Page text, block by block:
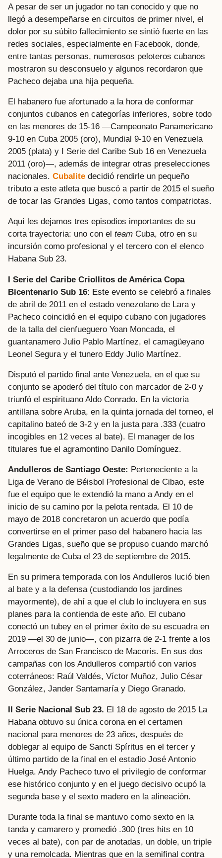
A pesar de ser un jugador no tan conocido y que no
llegó a desempeñarse en circuitos de primer nivel, el
dolor por su súbito fallecimiento se sintió fuerte en las
redes sociales, especialmente en Facebook, donde,
entre tantas personas, numerosos peloteros cubanos
mostraron su desconsuelo y algunos recordaron que
Pacheco dejaba una hija pequeña.
El habanero fue afortunado a la hora de conformar
conjuntos cubanos en categorías inferiores, sobre todo
en las menores de 15-16 —Campeonato Panamericano
9-10 en Cuba 2005 (oro), Mundial 9-10 en Venezuela
2005 (plata) y I Serie del Caribe Sub 16 en Venezuela
2011 (oro)—, además de integrar otras preselecciones
nacionales. Cubalite decidió rendirle un pequeño
tributo a este atleta que buscó a partir de 2015 el sueño
de tocar las Grandes Ligas, como tantos compatriotas.
Aquí les dejamos tres episodios importantes de su
corta trayectoria: uno con el team Cuba, otro en su
incursión como profesional y el tercero con el elenco
Habana Sub 23.
I Serie del Caribe Criollitos de América Copa
Bicentenario Sub 16: Este evento se celebró a finales
de abril de 2011 en el estado venezolano de Lara y
Pacheco coincidió en el equipo cubano con jugadores
de la talla del cienfueguero Yoan Moncada, el
guantanamero Julio Pablo Martínez, el camagüeyano
Leonel Segura y el tunero Eddy Julio Martínez.
Disputó el partido final ante Venezuela, en el que su
conjunto se apoderó del título con marcador de 2-0 y
triunfó el espirituano Aldo Conrado. En la victoria
antillana sobre Aruba, en la quinta jornada del torneo, el
capitalino bateó de 3-2 y en la justa para .333 (cuatro
incogibles en 12 veces al bate). El manager de los
titulares fue el agramontino Danilo Domínguez.
Andulleros de Santiago Oeste: Perteneciente a la
Liga de Verano de Béisbol Profesional de Cibao, este
fue el equipo que le extendió la mano a Andy en el
inicio de su camino por la pelota rentada. El 10 de
mayo de 2018 concretaron un acuerdo que podía
convertirse en el primer paso del habanero hacia las
Grandes Ligas, sueño que se propuso cuando marchó
legalmente de Cuba el 23 de septiembre de 2015.
En su primera temporada con los Andulleros lució bien
al bate y a la defensa (custodiando los jardines
mayormente), de ahí a que el club lo incluyera en sus
planes para la contienda de este año. El cubano
conectó un tubey en el primer éxito de su escuadra en
2019 —el 30 de junio—, con pizarra de 2-1 frente a los
Arroceros de San Francisco de Macorís. En sus dos
campañas con los Andulleros compartió con varios
coterráneos: Raúl Valdés, Víctor Muñoz, Julio César
González, Jander Santamaría y Diego Granado.
II Serie Nacional Sub 23. El 18 de agosto de 2015 La
Habana obtuvo su única corona en el certamen
nacional para menores de 23 años, después de
doblegar al equipo de Sancti Spíritus en el tercer y
último partido de la final en el estadio José Antonio
Huelga. Andy Pacheco tuvo el privilegio de conformar
ese histórico conjunto y en el juego decisivo ocupó la
segunda base y el sexto madero en la alineación.
Durante toda la final se mantuvo como sexto en la
tanda y camarero y promedió .300 (tres hits en 10
veces al bate), con par de anotadas, un doble, un triple
y una remolcada. Mientras que en la semifinal contra